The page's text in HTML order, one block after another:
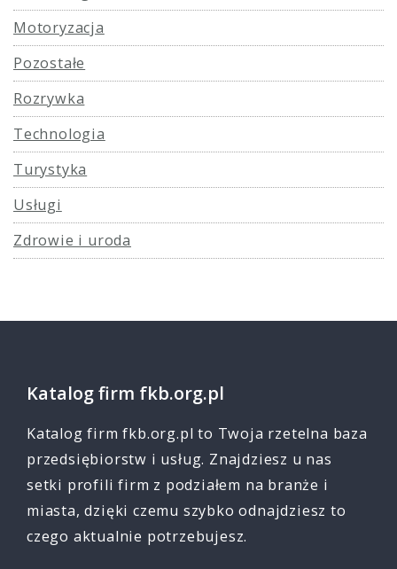
Motoryzacja
Pozostałe
Rozrywka
Technologia
Turystyka
Usługi
Zdrowie i uroda
Katalog firm fkb.org.pl
Katalog firm fkb.org.pl to Twoja rzetelna baza
przedsiębiorstw i usług. Znajdziesz u nas
setki profili firm z podziałem na branże i
miasta, dzięki czemu szybko odnajdziesz to
czego aktualnie potrzebujesz.